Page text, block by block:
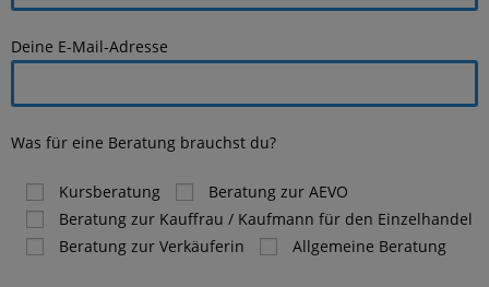
Deine E-Mail-Adresse
Was für eine Beratung brauchst du?
Kursberatung
Beratung zur AEVO
Beratung zur Kauffrau / Kaufmann für den Einzelhandel
Beratung zur Verkäuferin
Allgemeine Beratung